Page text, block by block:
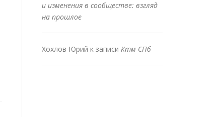
и изменения в сообществе: взгляд
на прошлое
Хохлов Юрий к записи Ктм СПб